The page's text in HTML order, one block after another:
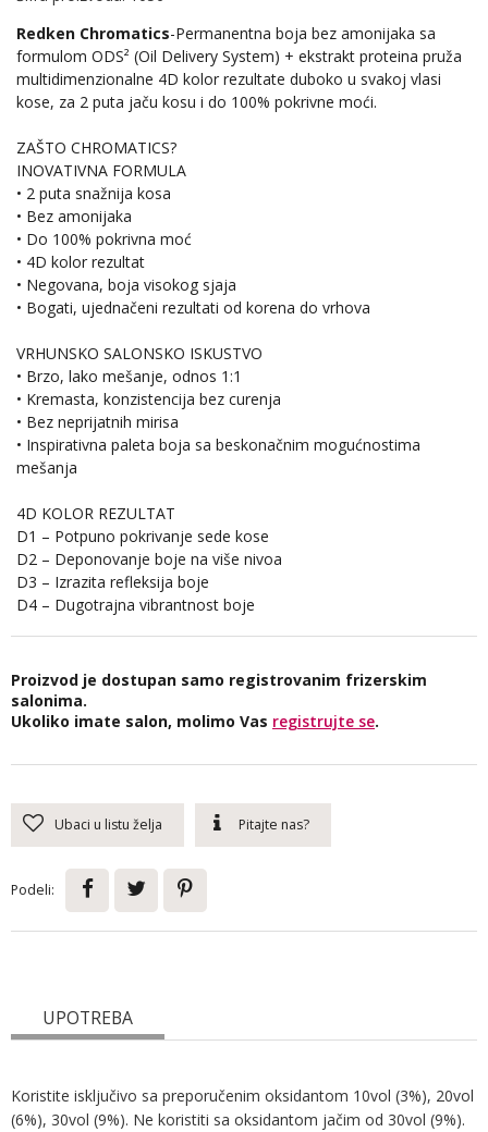
Redken Chromatics-Permanentna boja bez amonijaka sa
formulom ODS² (Oil Delivery System) + ekstrakt proteina pruža
multidimenzionalne 4D kolor rezultate duboko u svakoj vlasi
kose, za 2 puta jaču kosu i do 100% pokrivne moći.
ZAŠTO CHROMATICS?
INOVATIVNA FORMULA
• 2 puta snažnija kosa
• Bez amonijaka
• Do 100% pokrivna moć
• 4D kolor rezultat
• Negovana, boja visokog sjaja
• Bogati, ujednačeni rezultati od korena do vrhova
VRHUNSKO SALONSKO ISKUSTVO
• Brzo, lako mešanje, odnos 1:1
• Kremasta, konzistencija bez curenja
• Bez neprijatnih mirisa
• Inspirativna paleta boja sa beskonačnim mogućnostima
mešanja
4D KOLOR REZULTAT
D1 – Potpuno pokrivanje sede kose
D2 – Deponovanje boje na više nivoa
D3 – Izrazita refleksija boje
D4 – Dugotrajna vibrantnost boje
Proizvod je dostupan samo registrovanim frizerskim
salonima.
Ukoliko imate salon, molimo Vas registrujte se.
Ubaci u listu želja Pitajte nas?
Podeli:
UPOTREBA
Koristite isključivo sa preporučenim oksidantom 10vol (3%), 20vol
(6%), 30vol (9%). Ne koristiti sa oksidantom jačim od 30vol (9%).